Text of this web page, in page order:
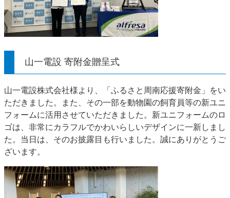
山一電設 寄附金贈呈式
山一電設株式会社様より、「ふるさと周南応援寄附金」をい
ただきました。また、その一部を動物園の飼育員等の新ユニ
フォームに活用させていただきました。新ユニフォームのロ
ゴは、非常にカラフルでかわいらしいデザインに一新しまし
た。当日は、そのお披露目も行いました。誠にありがとうご
ざいます。